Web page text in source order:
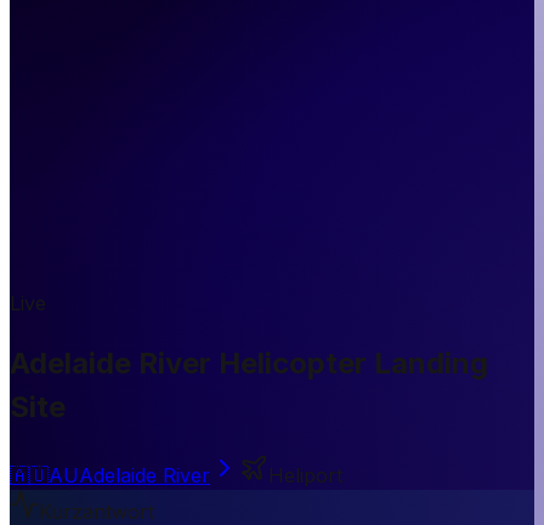
Live
Adelaide River Helicopter Landing
Site
🇦🇺AUAdelaide River
Heliport
Kurzantwort